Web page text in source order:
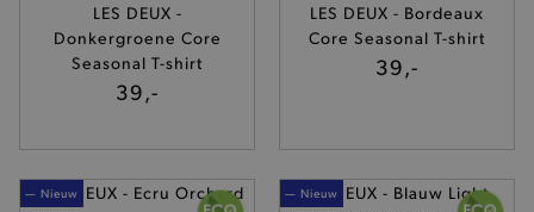
LES DEUX -
Donkergroene Core
Seasonal T-shirt
39,-
LES DEUX - Bordeaux
Core Seasonal T-shirt
39,-
— Nieuw — Nieuw